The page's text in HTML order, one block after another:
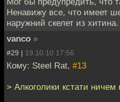
Ненавижу все, что имеет
наружний скелет из
vanco »
#29 | 19.10.10 17:56
Кому: Steel Rat, #13
> Алкоголики кстати